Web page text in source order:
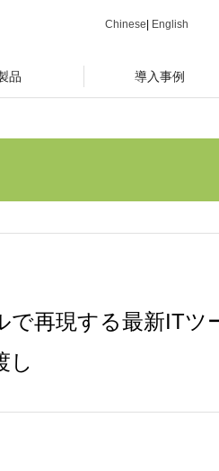
Chinese English
品 導入事例
で再現する最新IT
し